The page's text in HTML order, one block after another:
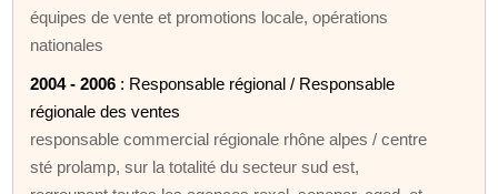
équipes de vente et promotions locale, opérations
nationales
2004 - 2006 : Responsable régional / Responsable
régionale des ventes
responsable commercial régionale rhône alpes / centre
sté prolamp, sur la totalité du secteur sud est,